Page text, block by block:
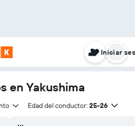
Iniciar
en Yakushima
Edad del conductor: 25-26